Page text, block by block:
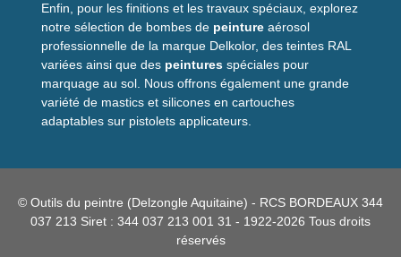
adapté et remplissez-le aux 3/4 avant d'insérer la tige.
Laissez la résine durcir selon les préconisations du
fabricant pour obtenir la tenue optimale.
Questions fréquentes
béton armé ?
seulement le perçage et l'encastrement requis, et utilisez une
Faut-il un tamis pour matériaux
Enfin, pour les finitions et les travaux spéciaux, explorez
notre sélection de bombes de peinture aérosol
professionnelle de la marque Delkolor, des teintes RAL
variées ainsi que des peintures spéciales pour
marquage au sol. Nous offrons également une grande
variété de mastics et silicones en cartouches
adaptables sur pistolets applicateurs.
© Outils du peintre (Delzongle Aquitaine) - RCS BORDEAUX 344
037 213 Siret : 344 037 213 001 31 - 1922-2026 Tous droits
réservés